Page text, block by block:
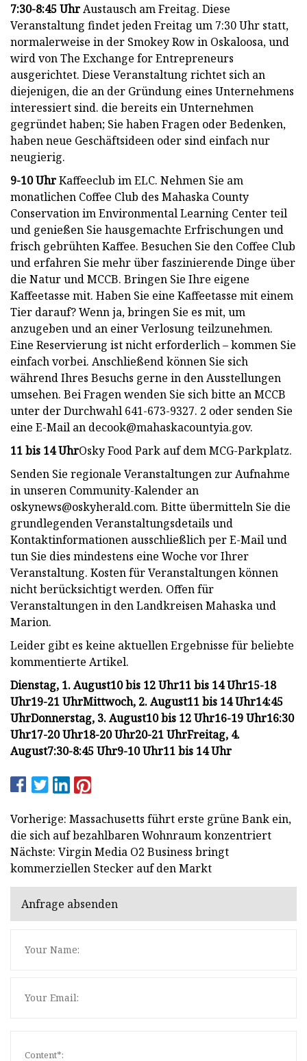
7:30-8:45 UhrAustausch am Freitag. Diese
Veranstaltung findet jeden Freitag um 7:30 Uhr statt,
normalerweise in der Smokey Row in Oskaloosa, und
wird von The Exchange for Entrepreneurs
ausgerichtet. Diese Veranstaltung richtet sich an
diejenigen, die an der Gründung eines Unternehmens
interessiert sind. die bereits ein Unternehmen
gegründet haben; Sie haben Fragen oder Bedenken,
haben neue Geschäftsideen oder sind einfach nur
neugierig.
9-10 UhrKaffeeclub im ELC. Nehmen Sie am
monatlichen Coffee Club des Mahaska County
Conservation im Environmental Learning Center teil
und genießen Sie hausgemachte Erfrischungen und
frisch gebrühten Kaffee. Besuchen Sie den Coffee Club
und erfahren Sie mehr über faszinierende Dinge über
die Natur und MCCB. Bringen Sie Ihre eigene
Kaffeetasse mit. Haben Sie eine Kaffeetasse mit einem
Tier darauf? Wenn ja, bringen Sie es mit, um
anzugeben und an einer Verlosung teilzunehmen.
Eine Reservierung ist nicht erforderlich – kommen Sie
einfach vorbei. Anschließend können Sie sich
während Ihres Besuchs gerne in den Ausstellungen
umsehen. Bei Fragen wenden Sie sich bitte an MCCB
unter der Durchwahl 641-673-9327. 2 oder senden Sie
eine E-Mail an decook@mahaskacountyia.gov.
11 bis 14 UhrOsky Food Park auf dem MCG-Parkplatz.
Senden Sie regionale Veranstaltungen zur Aufnahme
in unseren Community-Kalender an
oskynews@oskyherald.com. Bitte übermitteln Sie die
grundlegenden Veranstaltungsdetails und
Kontaktinformationen ausschließlich per E-Mail und
tun Sie dies mindestens eine Woche vor Ihrer
Veranstaltung. Kosten für Veranstaltungen können
nicht berücksichtigt werden. Offen für
Veranstaltungen in den Landkreisen Mahaska und
Marion.
Leider gibt es keine aktuellen Ergebnisse für beliebte
kommentierte Artikel.
Dienstag, 1. August10 bis 12 Uhr11 bis 14 Uhr15-18
Uhr19-21 UhrMittwoch, 2. August11 bis 14 Uhr14:45
UhrDonnerstag, 3. August10 bis 12 Uhr16-19 Uhr16:30
Uhr17-20 Uhr18-20 Uhr20-21 UhrFreitag, 4.
August7:30-8:45 Uhr9-10 Uhr11 bis 14 Uhr
Vorherige: Massachusetts führt erste grüne Bank ein,
die sich auf bezahlbaren Wohnraum konzentriert
Nächste: Virgin Media O2 Business bringt
kommerziellen Stecker auf den Markt
Anfrage absenden